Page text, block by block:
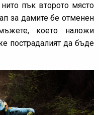
пък второто място
за дамите бе отменен
което наложи
пострадалият да бъде